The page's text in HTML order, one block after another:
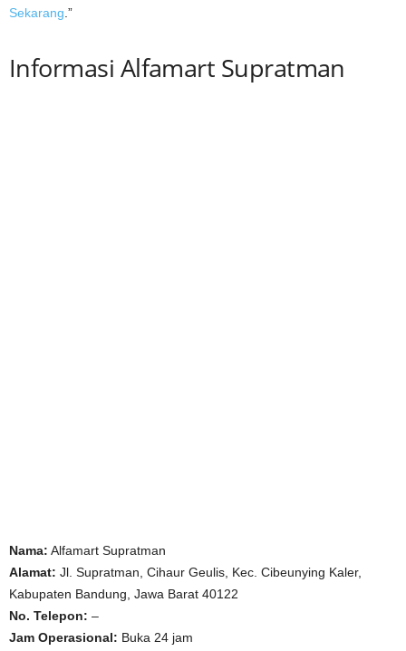
Sekarang .”
Informasi Alfamart Supratman
Nama: Alfamart Supratman
Alamat: Jl. Supratman, Cihaur Geulis, Kec. Cibeunying Kaler,
Kabupaten Bandung, Jawa Barat 40122
No. Telepon: –
Jam Operasional: Buka 24 jam